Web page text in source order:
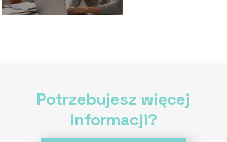
Potrzebujesz więcej
informacji?